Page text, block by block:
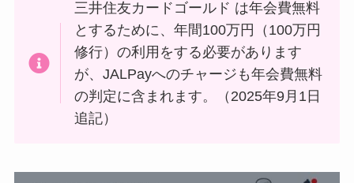
三井住友カードゴールド は年会費無料
とするために、年間100万円（100万円
修行）の利用をする必要があります
が、JALPayへのチャージも年会費無料
の判定に含まれます。（2025年9月1日
追記）